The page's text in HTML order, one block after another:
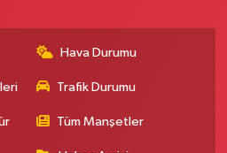
Caddesi 92 A AYAZMA İLKOKULU
Hava Durumu
Trafik Durumu
Tüm Manşetler